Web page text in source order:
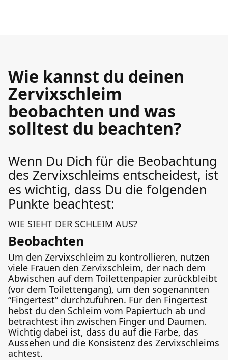
Wie kannst du deinen
Zervixschleim
beobachten und was
solltest du beachten?
Wenn Du Dich für die Beobachtung
des Zervixschleims entscheidest, ist
es wichtig, dass Du die folgenden
Punkte beachtest:
WIE SIEHT DER SCHLEIM AUS?
Beobachten
Um den Zervixschleim zu kontrollieren, nutzen
viele Frauen den Zervixschleim, der nach dem
Abwischen auf dem Toilettenpapier zurückbleibt
(vor dem Toilettengang), um den sogenannten
“Fingertest” durchzuführen. Für den Fingertest
hebst du den Schleim vom Papiertuch ab und
betrachtest ihn zwischen Finger und Daumen.
Wichtig dabei ist, dass du auf die Farbe, das
Aussehen und die Konsistenz des Zervixschleims
achtest.